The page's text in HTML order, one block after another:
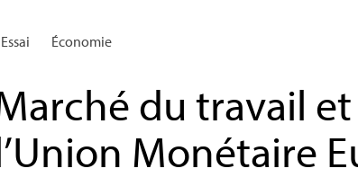
Essai Économie
du travail
Monétaire